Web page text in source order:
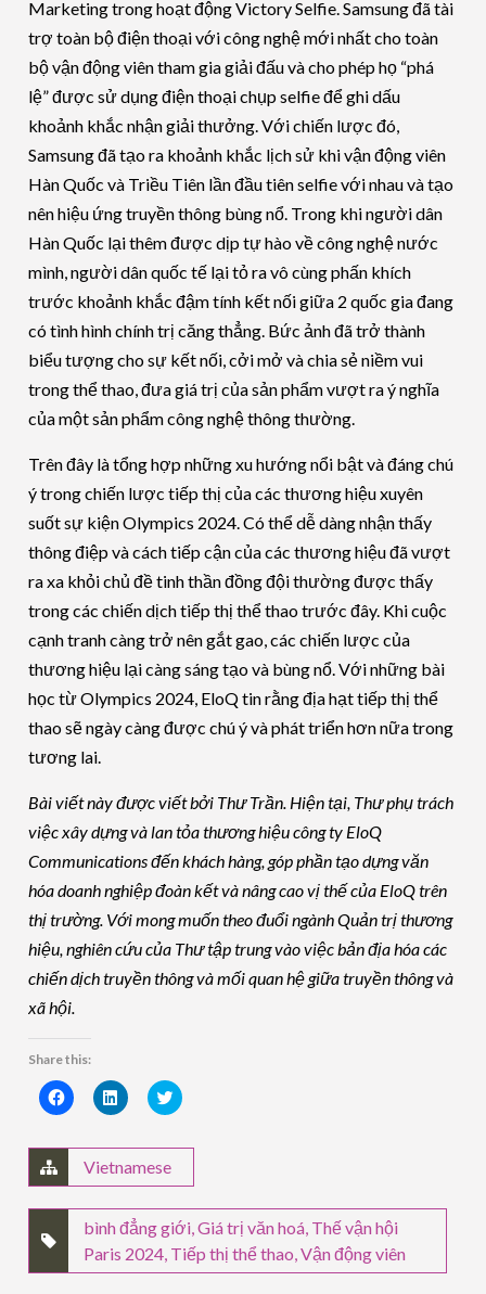
Marketing trong hoạt động Victory Selfie. Samsung đã tài
trợ toàn bộ điện thoại với công nghệ mới nhất cho toàn
bộ vận động viên tham gia giải đấu và cho phép họ “phá
lệ” được sử dụng điện thoại chụp selfie để ghi dấu
khoảnh khắc nhận giải thưởng. Với chiến lược đó,
Samsung đã tạo ra khoảnh khắc lịch sử khi vận động viên
Hàn Quốc và Triều Tiên lần đầu tiên selfie với nhau và tạo
nên hiệu ứng truyền thông bùng nổ. Trong khi người dân
Hàn Quốc lại thêm được dịp tự hào về công nghệ nước
mình, người dân quốc tế lại tỏ ra vô cùng phấn khích
trước khoảnh khắc đậm tính kết nối giữa 2 quốc gia đang
có tình hình chính trị căng thẳng. Bức ảnh đã trở thành
biểu tượng cho sự kết nối, cởi mở và chia sẻ niềm vui
trong thể thao, đưa giá trị của sản phẩm vượt ra ý nghĩa
của một sản phẩm công nghệ thông thường.
Trên đây là tổng hợp những xu hướng nổi bật và đáng chú
ý trong chiến lược tiếp thị của các thương hiệu xuyên
suốt sự kiện Olympics 2024. Có thể dễ dàng nhận thấy
thông điệp và cách tiếp cận của các thương hiệu đã vượt
ra xa khỏi chủ đề tinh thần đồng đội thường được thấy
trong các chiến dịch tiếp thị thể thao trước đây. Khi cuộc
cạnh tranh càng trở nên gắt gao, các chiến lược của
thương hiệu lại càng sáng tạo và bùng nổ. Với những bài
học từ Olympics 2024, EloQ tin rằng địa hạt tiếp thị thể
thao sẽ ngày càng được chú ý và phát triển hơn nữa trong
tương lai.
Bài viết này được viết bởi Thư Trần. Hiện tại, Thư phụ trách
việc xây dựng và lan tỏa thương hiệu công ty EloQ
Communications đến khách hàng, góp phần tạo dựng văn
hóa doanh nghiệp đoàn kết và nâng cao vị thế của EloQ trên
thị trường. Với mong muốn theo đuổi ngành Quản trị thương
hiệu, nghiên cứu của Thư tập trung vào việc bản địa hóa các
chiến dịch truyền thông và mối quan hệ giữa truyền thông và
xã hội.
Share this:
Click
to
Facebook
(Opens
new
window)
Click
to
LinkedIn
(Opens
in
new
window)
Click
to
Twitter
new
window)
Vietnamese
bình đẳng giới ,Giá trị văn hoá Thế vận hội
Paris 2024 Tiếp thị thể thao ,Vận động viên